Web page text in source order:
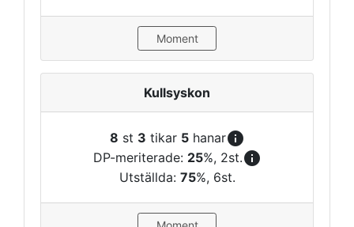
Moment
Kullsyskon
8 st 3 tikar 5hanarinfo
DP-meriterade: 25%, 2st.info
Utställda: 75%, 6st.